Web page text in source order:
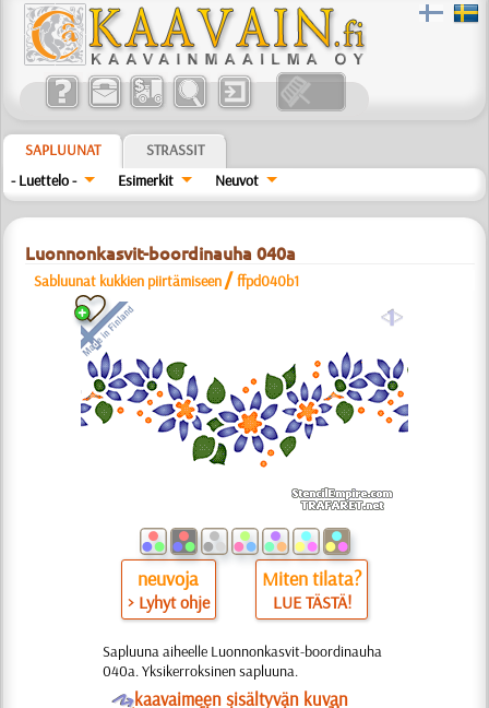
SAPLUUNAT
STRASSIT
- Luettelo -
Esimerkit Neuvot
Luonnonkasvit-boordinauha 040a
Sabluunat kukkien piirtämiseen /ffpd040b1
a
neuvoja
> Lyhyt ohje
Miten tilata?
LUE TÄSTÄ!
Sapluuna aiheelle Luonnonkasvit-boordinauha
040a. Yksikerroksinen sapluuna.
Okaavaimeen sisältyvän kuvan